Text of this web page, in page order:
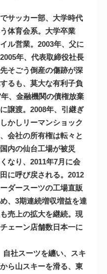
サッカー部、大学時代
体育会系。大学卒業
ル営業。2003年、父に
年、代表取締役社長
そごう倒産の傷跡が深
るも、莫大な有利子負
、金融機関の債権放棄
譲渡。2008年、引継ぎ
かしリーマンショック
会社の所有権は転々と
内の仙台工場が被災
なり、2011年7月に会
に呼び戻される。2012
ダースーツの工場直販
、3期連続増収増益を達
売上の拡大を継続。現
ェーン店舗数日本一に
社スーツを纏い、スキ
ら山スキーを滑る、東